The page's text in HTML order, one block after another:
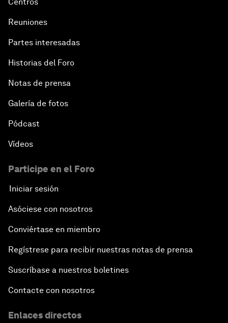
Centros
Reuniones
Partes interesadas
Historias del Foro
Notas de prensa
Galería de fotos
Pódcast
Vídeos
Participe en el Foro
Iniciar sesión
Asóciese con nosotros
Conviértase en miembro
Regístrese para recibir nuestras notas de prensa
Suscríbase a nuestros boletines
Contacte con nosotros
Enlaces directos